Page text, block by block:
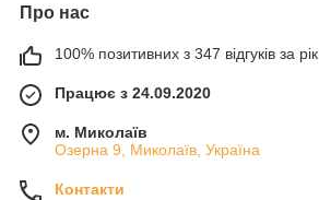
Про нас
100% позитивних з 347 відгуків за рік
Працює з 24.09.2020
м. Миколаїв
Озерна 9, Миколаїв, Україна
Контакти